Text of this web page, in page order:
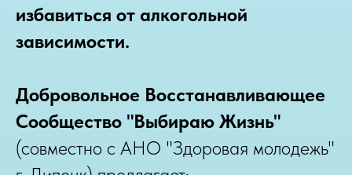
избавиться от алкогольной
зависимости.
Добровольное Восстанавливающее
Сообщество "Выбираю Жизнь"
(совместно с АНО "Здоровая молодежь"